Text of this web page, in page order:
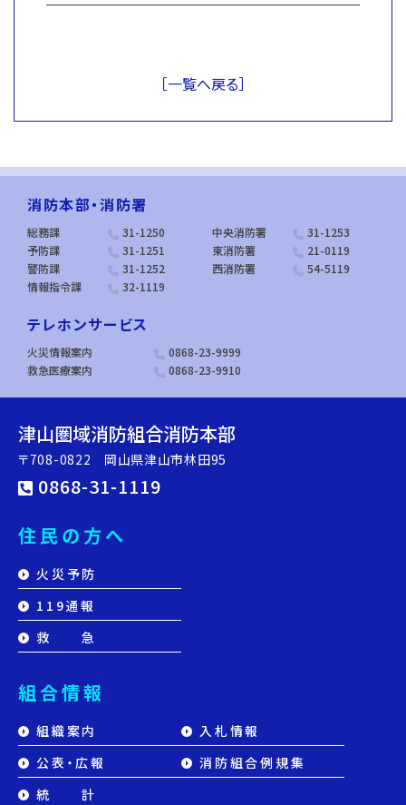
［一覧へ戻る］
消防本部・消防署
総務課 31-1250 中央消防署
31-1253
予防課
31-1251 東消防署
21-0119
警防課
31-1252 西消防署
54-5119
情報指令課
32-1119
テレホンサービス
火災情報案内
0868-23-9999
救急医療案内
0868-23-9910
津山圏域消防組合消防本部
〒708-0822 岡山県津山市林田95
0868-31-1119
住民の方へ
火災予防
119通報
救 急
組合情報
組織案内
公表・広報
統 計
入札情報
消防組合例規集